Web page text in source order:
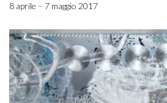
8 aprile – 7 maggio 2017